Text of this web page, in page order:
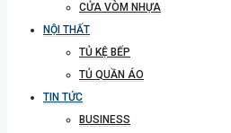
CỬA VÒM NHỰA
NỘI THẤT
TỦ KỆ BẾP
TỦ QUẦN ÁO
TIN TỨC
BUSINESS